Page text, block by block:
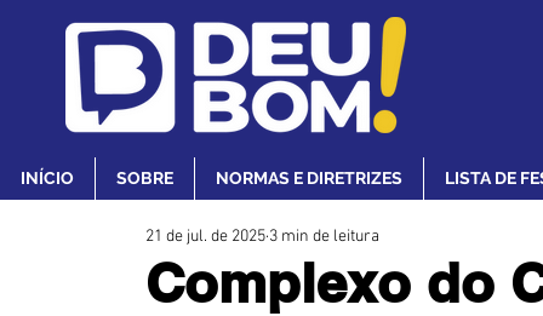
INÍCIO SOBRE NORMAS E DIRETRIZES LISTA DE
Complexo do
21 de jul. de 2025 3 min de leitura